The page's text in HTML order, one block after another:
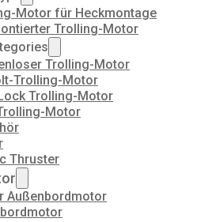
Motor für Heckmontage
Trolling-Motor
Trolling-Motor
Trolling-Motor
Trolling-Motor
Motor
Thruster
Außenbordmotor